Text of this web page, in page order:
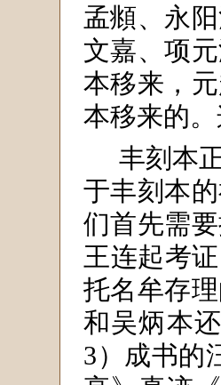
孟頫、永
文嘉、项
本移来，
本移来的
丰刻本
于丰刻本
们首先需
王连起考
托名牟存
和吴炳本
3）成书的